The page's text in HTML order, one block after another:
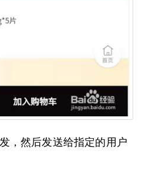
，然后发送给指定的用户